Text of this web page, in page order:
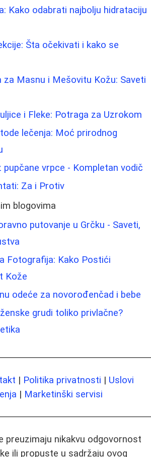
Kako odabrati najbolju hidrataciju
Šta očekivati i kako se
za Masnu i Mešovitu Kožu: Saveti
i Fleke: Potraga za Uzrokom
lečenja: Moć prirodnog
pupčane vrpce - Kompletan vodič
Za i Protiv
blogovima
putovanje u Grčku - Saveti,
Fotografija: Kako Postići
Kože
odeće za novorođenčad i bebe
grudi toliko privlačne?
| Politika privatnosti | Uslovi
| Marketinški servisi
preuzimaju nikakvu odgovornost
ili propuste u sadržaju ovog